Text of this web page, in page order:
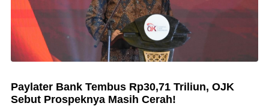
Paylater Bank Tembus Rp30,71 Triliun, OJK
Sebut Prospeknya Masih Cerah!